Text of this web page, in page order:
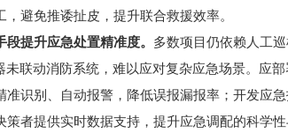
避免推诿扯皮，提升联合救援效率。
提升应急处置精准度。 多数项目仍依赖人工
联动消防系统，难以应对复杂应急场景。应
识别、自动报警，降低误报漏报率；开发应
者提供实时数据支持，提升应急调配的科学性